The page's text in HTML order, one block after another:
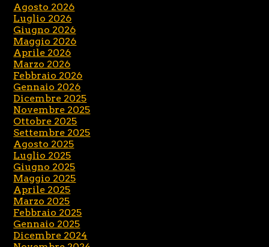
Agosto 2026
Luglio 2026
Giugno 2026
Maggio 2026
Aprile 2026
Marzo 2026
Febbraio 2026
Gennaio 2026
Dicembre 2025
Novembre 2025
Ottobre 2025
Settembre 2025
Agosto 2025
Luglio 2025
Giugno 2025
Maggio 2025
Aprile 2025
Marzo 2025
Febbraio 2025
Gennaio 2025
Dicembre 2024